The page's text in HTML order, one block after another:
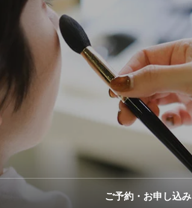
ご予約・お申し込み
RESERVATION
ご予約・お申込み